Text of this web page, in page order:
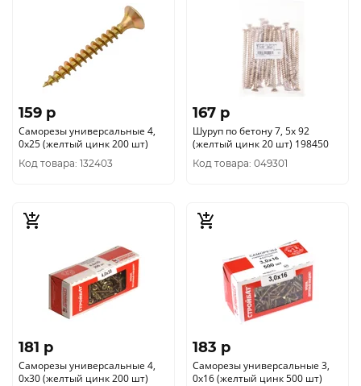
159 p
Саморезы универсальные 4,
0x25 (желтый цинк 200 шт)
Код товара: 132403
167 p
Шуруп по бетону 7, 5x 92
(желтый цинк 20 шт) 198450
Код товара: 049301
181 p
Саморезы универсальные 4,
0x30 (желтый цинк 200 шт)
183 p
Саморезы универсальные 3,
0x16 (желтый цинк 500 шт)